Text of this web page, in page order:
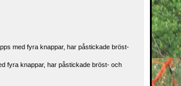
med fyra knappar, har påstickade bröst-
fyra knappar, har påstickade bröst- och